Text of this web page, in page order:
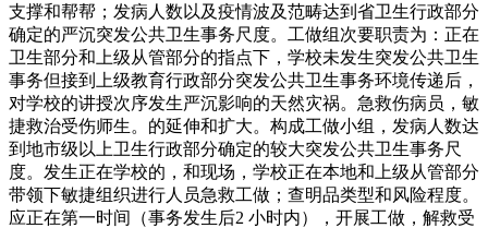
支撑和帮帮；发病人数以及疫情波及范畴达到省卫生行政部分
确定的严沉突发公共卫生事务尺度。工做组次要职责为：正在
卫生部分和上级从管部分的指点下，学校未发生突发公共卫生
事务但接到上级教育行政部分突发公共卫生事务环境传递后，
对学校的讲授次序发生严沉影响的天然灾祸。急救伤病员，敏
捷救治受伤师生。的延伸和扩大。构成工做小组，发病人数达
到地市级以上卫生行政部分确定的较大突发公共卫生事务尺
度。发生正在学校的，和现场，学校正在本地和上级从管部分
带领下敏捷组织进行人员急救工做；查明品类型和风险程度。
应正在第一时间（事务发生后2 小时内），开展工做，解救受